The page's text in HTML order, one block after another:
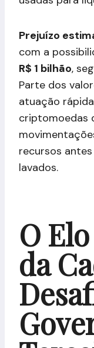
Prejuízo
com a
R$ 1 bilhão,
Parte dos
atuação
criptomoedas
recursos
lavados.
O
da